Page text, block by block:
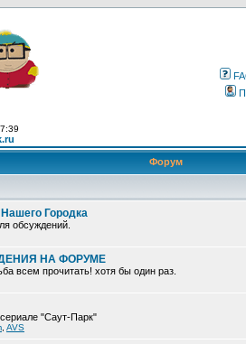
Форум
Городка
обсуждений.
НА ФОРУМЕ
всем прочитать! хотя бы один раз.
"Саут-Парк"
AVS